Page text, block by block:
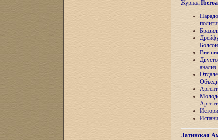
Журнал
анализ
Латинская